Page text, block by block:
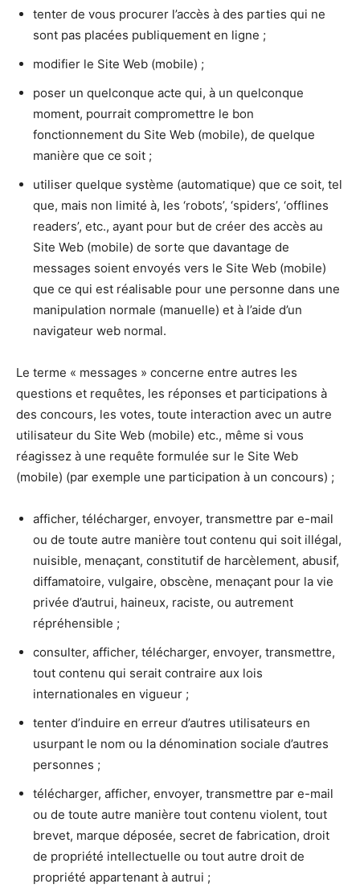
tenter de vous procurer l’accès à des parties qui ne
sont pas placées publiquement en ligne ;
modifier le Site Web (mobile) ;
poser un quelconque acte qui, à un quelconque
moment, pourrait compromettre le bon
fonctionnement du Site Web (mobile), de quelque
manière que ce soit ;
utiliser quelque système (automatique) que ce soit, tel
que, mais non limité à, les ‘robots’, ‘spiders’, ‘offlines
readers’, etc., ayant pour but de créer des accès au
Site Web (mobile) de sorte que davantage de
messages soient envoyés vers le Site Web (mobile)
que ce qui est réalisable pour une personne dans une
manipulation normale (manuelle) et à l’aide d’un
navigateur web normal.
Le terme « messages » concerne entre autres les
questions et requêtes, les réponses et participations à
des concours, les votes, toute interaction avec un autre
utilisateur du Site Web (mobile) etc., même si vous
réagissez à une requête formulée sur le Site Web
(mobile) (par exemple une participation à un concours) ;
afficher, télécharger, envoyer, transmettre par e-mail
ou de toute autre manière tout contenu qui soit illégal,
nuisible, menaçant, constitutif de harcèlement, abusif,
diffamatoire, vulgaire, obscène, menaçant pour la vie
privée d’autrui, haineux, raciste, ou autrement
répréhensible ;
consulter, afficher, télécharger, envoyer, transmettre,
tout contenu qui serait contraire aux lois
internationales en vigueur ;
tenter d’induire en erreur d’autres utilisateurs en
usurpant le nom ou la dénomination sociale d’autres
personnes ;
télécharger, afficher, envoyer, transmettre par e-mail
ou de toute autre manière tout contenu violent, tout
brevet, marque déposée, secret de fabrication, droit
de propriété intellectuelle ou tout autre droit de
propriété appartenant à autrui ;